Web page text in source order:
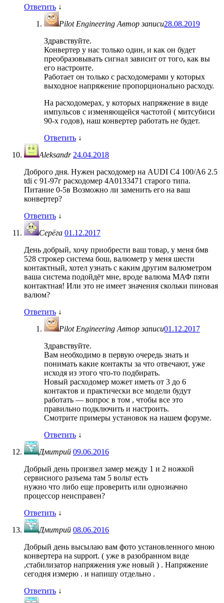
Ответить ↓
Pilot Engineering Автор записи28.08.2019
Здравствуйте.
Конвертер у нас только один, и как он будет
преобразовывать сигнал зависит от того, как вы
его настроите.
Работает он только с расходомерами у которых
выходное напряжение пропорционально расходу.
На расходомерах, у которых напряжение в виде
импульсов с изменяющейся частотой ( митсубиси
90-х годов), наш конвертер работать не будет.
Ответить ↓
Aleksandr 24.04.2018
Доброго дня. Нужен расходомер на AUDI С4 100/A6 2.5
tdi с 91-97г расходомер 4A0133471 старого типа.
Питание 0-5в Возможно ли заменить его на ваш
конвертер?
Ответить ↓
Серёга 01.12.2017
День добрый, хочу приобрести ваш товар, у меня бмв
528 строкер система бош, валюметр у меня шести
контактный, хотел узнать с каким другим валюметром
ваша система подойдёт мне, вроде валюма МАФ пяти
контактная! Или это не имеет значения скольки пиновая
валюм?
Ответить ↓
Pilot Engineering Автор записи01.12.2017
Здравствуйте.
Вам необходимо в первую очередь знать и
понимать какие контакты за что отвечают, уже
исходя из этого что-то подбирать.
Новый расходомер может иметь от 3 до 6
контактов и практически все модели будут
работать — вопрос в том , чтобы все это
правильно подключить и настроить.
Смотрите примеры установок на нашем форуме.
Ответить ↓
Дмитрий 09.06.2016
Добрый день произвел замер между 1 и 2 ножкой
сервисного разъема там 5 вольт есть
нужно что либо еще проверить или однозначно
процессор неисправен?
Ответить ↓
Дмитрий 08.06.2016
Добрый день высылаю вам фото установленного мною
конвертера на support. ( уже в разобранном виде
,стабилизатор напряжения уже новый ) . Напряжение
сегодня измерю . и напишу отдельно .
Ответить ↓